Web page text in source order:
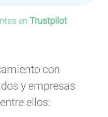
en Trustpilot
con
y empresas
ellos:
P